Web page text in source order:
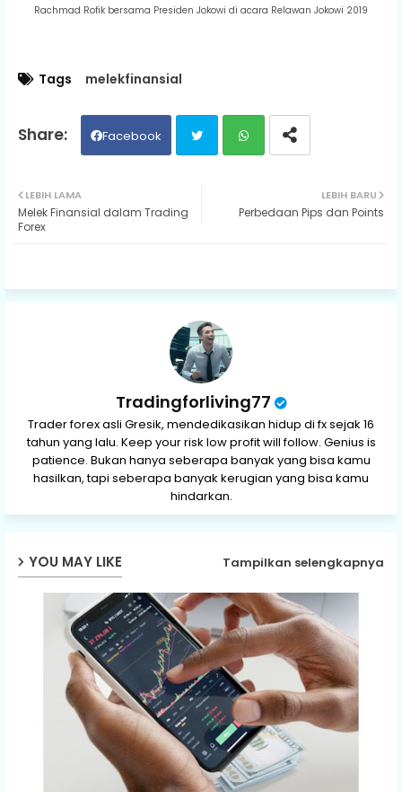
Rachmad Rofik bersama Presiden Jokowi di acara Relawan Jokowi 2019
Tags melekfinansial
Facebook
ats
LEBIH BARU
Perbedaan Pips dan Points
LEBIH LAMA
Melek Finansial dalam Trading
Forex
Tradingforliving77
Trader forex asli Gresik, mendedikasikan hidup di fx sejak 16
tahun yang lalu. Keep your risk low profit will follow. Genius is
patience. Bukan hanya seberapa banyak yang bisa kamu
hasilkan, tapi seberapa banyak kerugian yang bisa kamu
hindarkan.
YOU MAY LIKE Tampilkan selengkapnya